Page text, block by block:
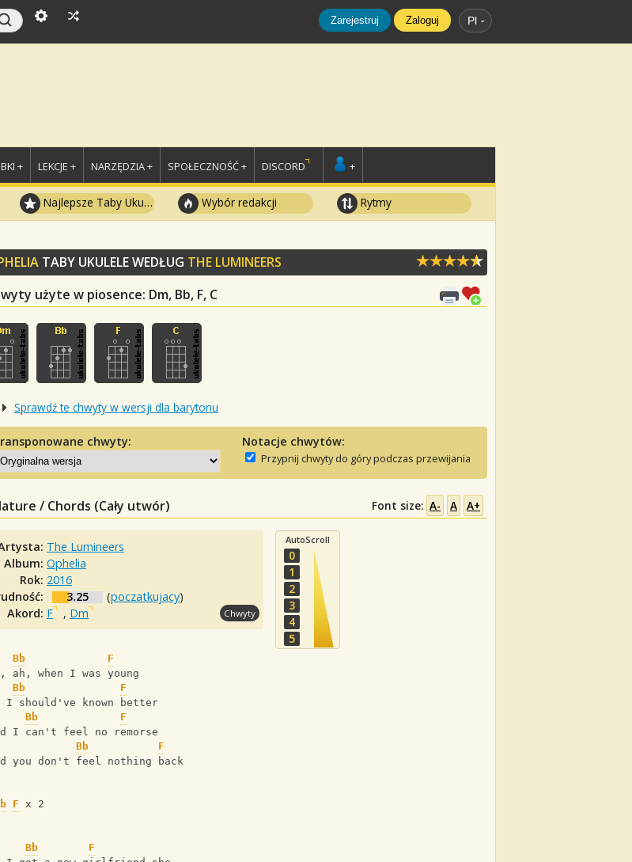
Zarejestruj Zaloguj Pl
+ LEKCJE + NARZĘDZIA + SPOŁECZNOŚĆ + DISCORD +
Najlepsze Taby Ukulele Wybór redakcji Rytmy
TABY UKULELE WEDŁUG THE LUMINEERS
użyte w piosence: Dm, Bb, F, C
Sprawdź te chwyty w wersji dla barytonu
chwyty: Notacje chwytów:
Przypnij chwyty do góry podczas przewijania
/ Chords (Cały utwór) Font size: A- A A+
The Lumineers
Album:Ophelia
Rok: 2016
3.25 (poczatkujacy)
Akord: F , Dm Chwyty
AutoScroll
0
1
2
3
4
5
Bb
F
ah, when I was young
Bb
F
I should've known better
Bb
F
I can't feel no remorse
Bb
F
you don't feel nothing back
F x 2
Bb
F